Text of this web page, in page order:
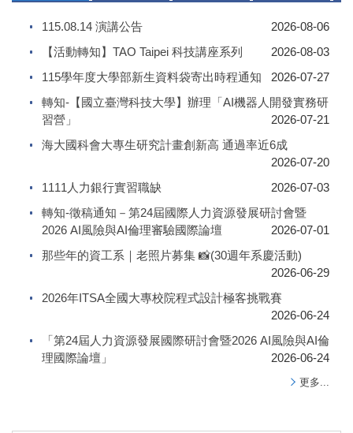
115.08.14 演講公告
2026-08-06
【活動轉知】TAO Taipei 科技講座系列
2026-08-03
115學年度大學部新生資料袋寄出時程通知
2026-07-27
轉知-【國立臺灣科技大學】辦理「AI機器人開發實務研
習營」
2026-07-21
海大國科會大專生研究計畫創新高 通過率近6成
2026-07-20
1111人力銀行實習職缺
2026-07-03
轉知-徵稿通知－第24屆國際人力資源發展研討會暨
2026 AI風險與AI倫理審驗國際論壇
2026-07-01
那些年的資工系｜老照片募集 📸(30週年系慶活動)
2026-06-29
2026年ITSA全國大專校院程式設計極客挑戰賽
2026-06-24
「第24屆人力資源發展國際研討會暨2026 AI風險與AI倫
理國際論壇」
2026-06-24
更多...